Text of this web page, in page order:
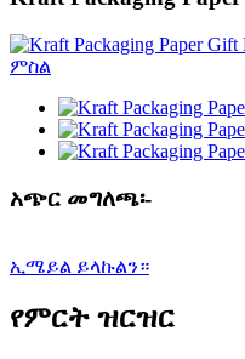
አጭር መግለጫ፡-
ኢሜይል ይላኩልን።
የምርት ዝርዝር